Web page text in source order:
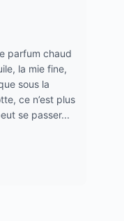
parfum chaud
la mie fine,
sous la
ce n’est plus
se passer...